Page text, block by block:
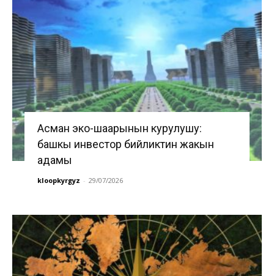
Асман эко-шаарынын курулушу:
башкы инвестор бийликтин жакын
адамы
kloopkyrgyz - 29/07/2026